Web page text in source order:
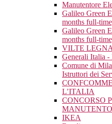
Manutentore
Galileo Green
months full-
Galileo Green
months full-
VILTE
Generali Italia
Comune di
Istruttori dei
L’ITALIA
CONCORSO
IKEA